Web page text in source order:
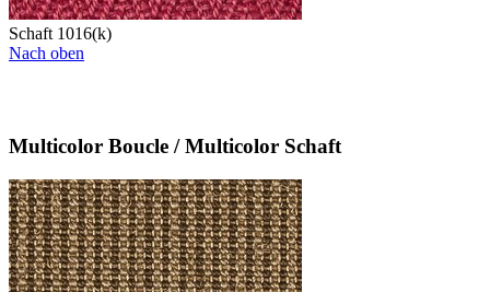
Schaft 1016(k)
Nach oben
Multicolor Boucle / Multicolor Schaft